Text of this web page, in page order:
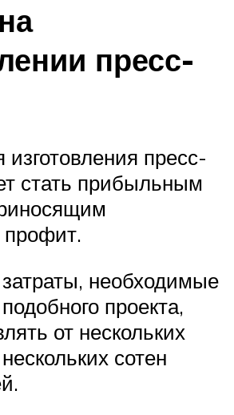
пресс-
пресс-
стать прибыльным
необходимые
проекта,
от нескольких
сотен